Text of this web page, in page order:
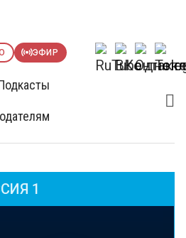
ЭФИР
1